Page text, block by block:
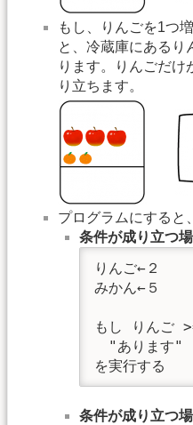
もし、りんごを1つ
と、冷蔵庫にあるり
ります。りんごだけ
り立ちます。
プログラムにすると
条件が成り立つ
りんご←２
みかん←５
もし りんご
"あります"
を実行する
条件が成り立つ